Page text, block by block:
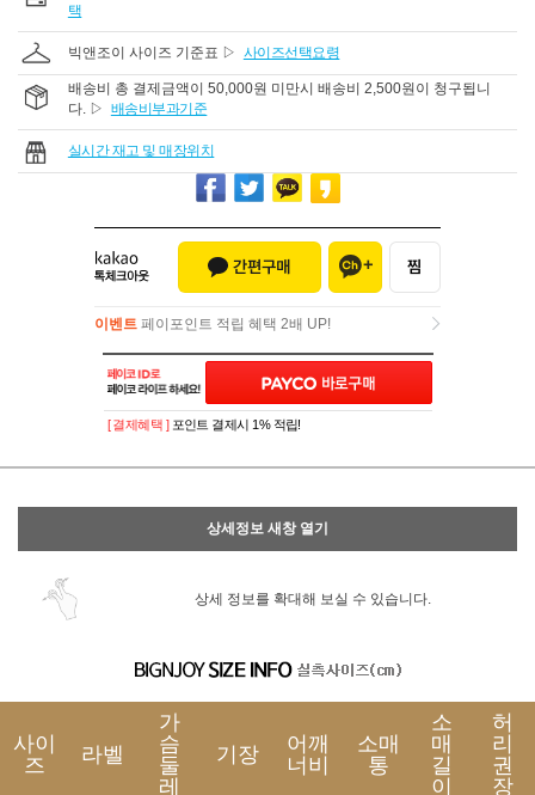
택
빅앤조이 사이즈 기준표 ▷ 사이즈선택요령
배송비 총 결제금액이 50,000원 미만시 배송비 2,500원이 청구됩니
다. ▷ 배송비부과기준
실시간 재고 및 매장위치
이벤트 페이포인트 적립 혜택 2배 UP!
이벤트페이포인트 적립 혜택 2배 UP!
[ 결제혜택 ] 포인트 결제시 1% 적립!
상세정보 새창 열기
상세 정보를 확대해 보실 수 있습니다.
사이
즈
라벨
가
슴
둘
레
기장
어깨
너비
소매
통
소
매
길
이
허
리
권
장